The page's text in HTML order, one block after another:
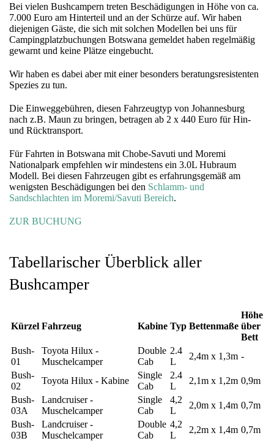
Bei vielen Bushcampern treten Beschädigungen in Höhe von ca.
7.000 Euro am Hinterteil und an der Schürze auf. Wir haben
diejenigen Gäste, die sich mit solchen Modellen bei uns für
Campingplatzbuchungen Botswana gemeldet haben regelmäßig
gewarnt und keine Plätze eingebucht.
Wir haben es dabei aber mit einer besonders beratungsresistenten
Spezies zu tun.
Die Einweggebühren, diesen Fahrzeugtyp von Johannesburg
nach z.B. Maun zu bringen, betragen ab 2 x 440 Euro für Hin-
und Rücktransport.
Für Fahrten in Botswana mit Chobe-Savuti und Moremi
Nationalpark empfehlen wir mindestens ein 3.0L Hubraum
Modell. Bei diesen Fahrzeugen gibt es erfahrungsgemäß am
wenigsten Beschädigungen bei den Schlamm- und
Sandschlachten im Moremi/Savuti Bereich.
ZUR BUCHUNG
Tabellarischer Überblick aller
Bushcamper
Kürzel Fahrzeug Kabine Typ Bettenmaße
Höhe
über
Bett
Bush-
01
Toyota Hilux -
Muschelcamper
Double
Cab
2.4
L
2,4m x 1,3m -
Bush-
02
Toyota Hilux - Kabine
Single
Cab
2.4
L
2,1m x 1,2m 0,9m
Bush-
03A
Landcruiser -
Muschelcamper
Single
Cab
4,2
L
2,0m x 1,4m 0,7m
Bush-
03B
Landcruiser -
Muschelcamper
Double
Cab
4,2
L
2,2m x 1,4m 0,7m